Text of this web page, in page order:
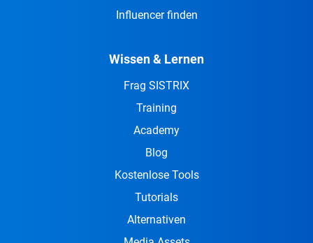
Influencer finden
Wissen & Lernen
Frag SISTRIX
Training
Academy
Blog
Kostenlose Tools
Tutorials
Alternativen